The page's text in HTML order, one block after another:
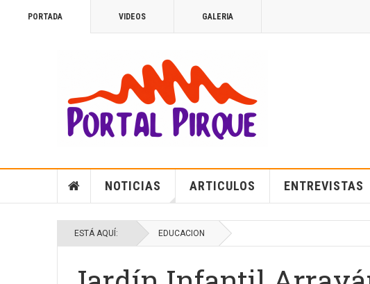
PORTADA VIDEOS GALERIA
NOTICIAS ARTICULOS ENTREVISTAS
ESTÁ AQUÍ: EDUCACION